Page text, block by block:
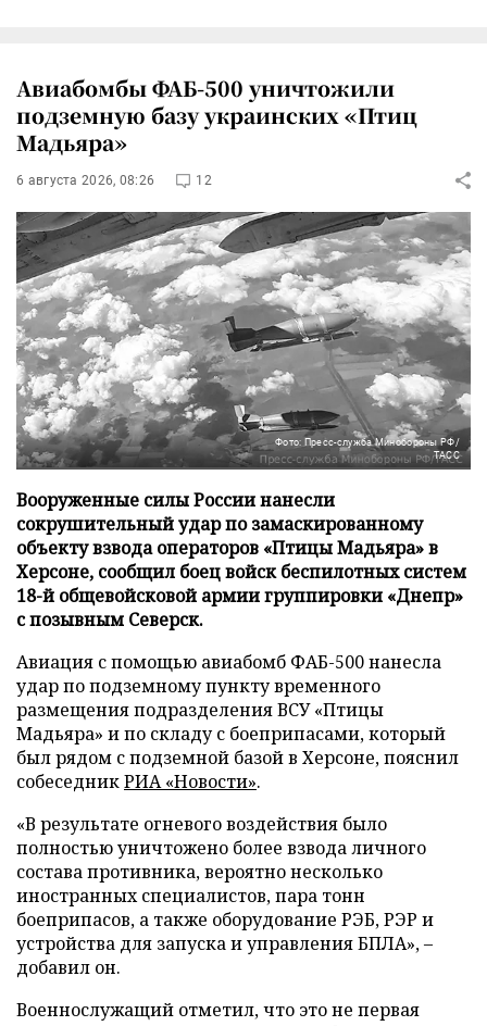
Авиабомбы ФАБ-500 уничтожили
подземную базу украинских «Птиц
Мадьяра»
6 августа 2026, 08:26 12
Фото: Пресс-служба Минобороны РФ/
ТАСС
Вооруженные силы России нанесли
сокрушительный удар по замаскированному
объекту взвода операторов «Птицы Мадьяра» в
Херсоне, сообщил боец войск беспилотных систем
18-й общевойсковой армии группировки «Днепр»
с позывным Северск.
Авиация с помощью авиабомб ФАБ-500 нанесла
удар по подземному пункту временного
размещения подразделения ВСУ «Птицы
Мадьяра» и по складу с боеприпасами, который
был рядом с подземной базой в Херсоне, пояснил
собеседникРИА «Новости».
«В результате огневого воздействия было
полностью уничтожено более взвода личного
состава противника, вероятно несколько
иностранных специалистов, пара тонн
боеприпасов, а также оборудование РЭБ, РЭР и
устройства для запуска и управления БПЛА», –
добавил он.
Военнослужащий отметил, что это не первая